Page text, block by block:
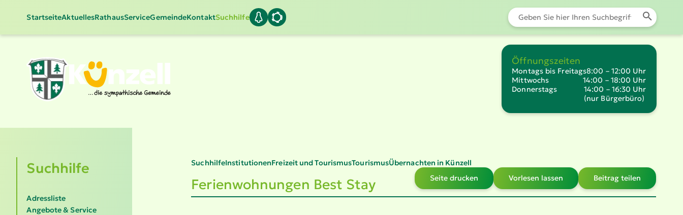
StartseiteAktuellesRathausServiceGemeindeKontaktSuchhilfe
Öffnungszeiten
Montags bis Freitags8:00 – 12:00 Uhr
Mittwochs
14:00 – 18:00 Uhr
Donnerstags
14:00 – 16:30 Uhr
(nur Bürgerbüro)
SuchhilfeInsti­tu­tionenFreizeit und TourismusTourismusÜbernachten in Künzell
Ferien­woh­nungen Best Stay Seite drucken Vorlesen lassen Beitrag teilen
Suchhilfe
Adressliste
Angebote & Service